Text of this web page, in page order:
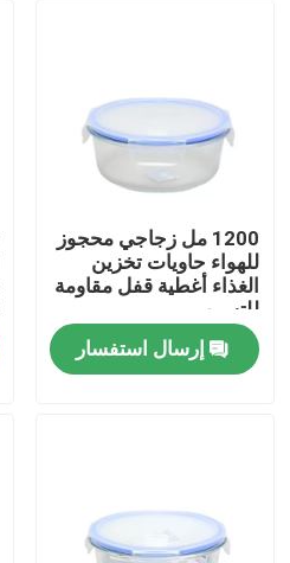
جولة في المصنع
مراقبة الجودة
اتصل بنا
اطلب اقتباس
زجاجات المنتشرات
1200 مل زجاجي محجوز
للهواء حاويات تخزين
الغذاء أغطية قفل مقاومة
للتسرب
إرسال استفسار